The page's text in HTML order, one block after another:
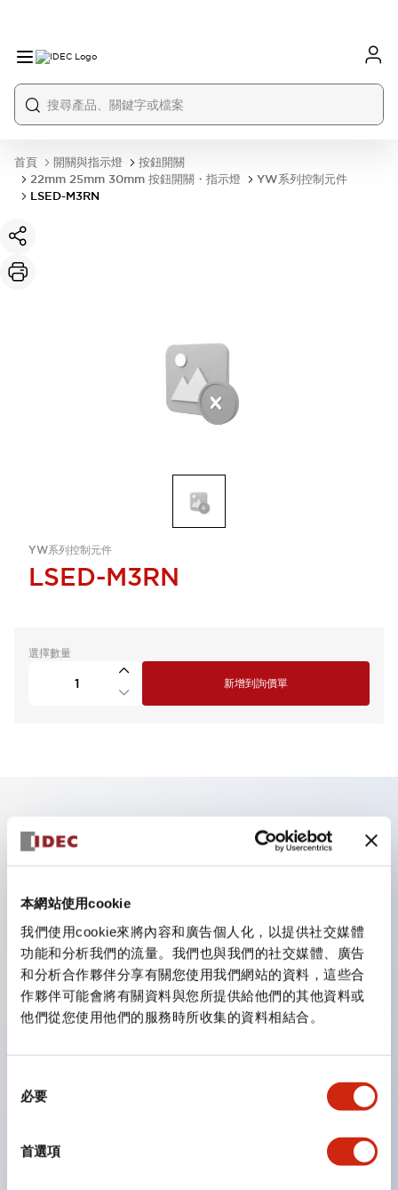
本網站使用cookie
我們使用cookie來將內容和廣告個人化，以提供社交媒體
功能和分析我們的流量。我們也與我們的社交媒體、廣告
和分析合作夥伴分享有關您使用我們網站的資料，這些合
作夥伴可能會將有關資料與您所提供給他們的其他資料或
他們從您使用他們的服務時所收集的資料相結合。
必要
首選項
首頁 開關與指示燈
按鈕開關
22mm 25mm 30mm 按鈕開關・指示燈
YW系列控制元件
LSED-M3RN
YW系列控制元件
LSED-M3RN
選擇數量
新增到詢價單
主要特點
保護等級為 IP20(IEC60529)（面板前為IP65）。
組合式接點塊使安裝和拆卸更加方便。
樹脂框型，金屬框型。
另具備鑰匙選擇開關，一體型指示燈，機種豐富！
備有符合國際標準的緊急停止開關。備有照明與非照明
（IEC60947-5-5 6.2）。
性。